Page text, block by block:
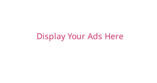
Display Your Ads Here